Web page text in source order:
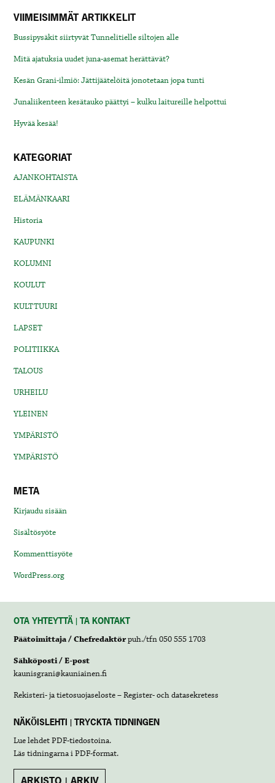
VIIMEISIMMÄT ARTIKKELIT
Bussipysäkit siirtyvät Tunnelitielle siltojen alle
Mitä ajatuksia uudet juna-asemat herättävät?
Kesän Grani-ilmiö: Jättijäätelöitä jonotetaan jopa tunti
Junaliikenteen kesätauko päättyi – kulku laitureille helpottui
Hyvää kesää!
KATEGORIAT
AJANKOHTAISTA
ELÄMÄNKAARI
Historia
KAUPUNKI
KOLUMNI
KOULUT
KULTTUURI
LAPSET
POLITIIKKA
TALOUS
URHEILU
YLEINEN
YMPÄRISTÖ
YMPÄRISTÖ
META
Kirjaudu sisään
Sisältösyöte
Kommenttisyöte
WordPress.org
OTA YHTEYTTÄ | TA KONTAKT
Päätoimittaja / Chefredaktörpuh./tfn 050 555 1703
Sähköposti / E-post
kaunisgrani@kauniainen.fi
Rekisteri- ja tietosuojaseloste – Register- och datasekretess
NÄKÖISLEHTI | TRYCKTA TIDNINGEN
Lue lehdetPDF-tiedostoina.
Läs tidningarna iPDF-format.